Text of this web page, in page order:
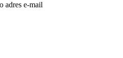
adres e-mail